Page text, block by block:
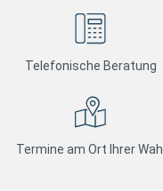
Telefonische Beratung
Termine am Ort Ihrer Wahl